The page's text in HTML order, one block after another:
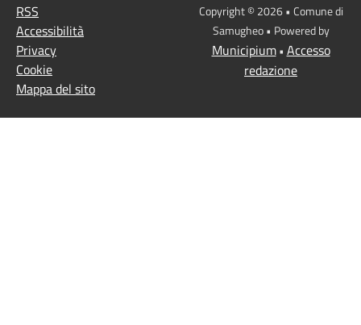
RSS
Accessibilità
Privacy
Cookie
Mappa del sito
Copyright © 2026 • Comune di
Samugheo • Powered by
Municipium• Accesso
redazione